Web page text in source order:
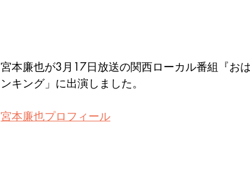
宮本廉也が3月17日放送の関西ローカル番組『お
ンキング」に出演しました。
宮本廉也プロフィール